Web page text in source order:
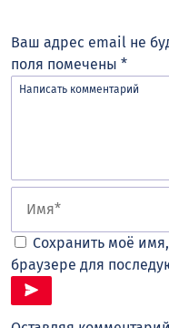
Ваш адрес email не
поля помечены *
Сохранить моё
браузере для